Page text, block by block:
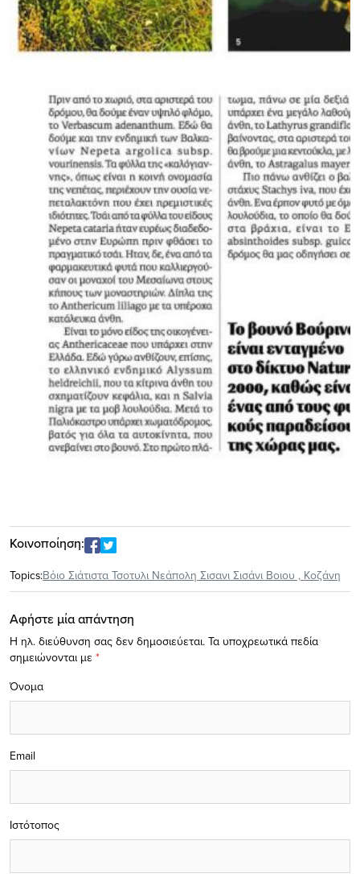
Κοινοποίηση:
Topics:Βόιο Σιάτιστα Τσοτυλι Νεάπολη Σισανι Σισάνι Βοιου , Κοζάνη
Αφήστε μία απάντηση
Η ηλ. διεύθυνση σας δεν δημοσιεύεται. Τα υποχρεωτικά πεδία
σημειώνονται με *
Όνομα
Email
Ιστότοπος